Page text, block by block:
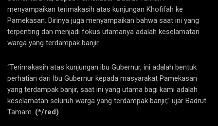
menyampaikan terimakasih atas kunjungan Khofifah ke
Pamekasan. Dirinya juga menyampaikan bahwa saat ini yang
terpenting dan menjadi fokus utamanya adalah keselamatan
warga yang terdampak banjir.
“Terimakasih atas kunjungan ibu Gubernur, ini adalah bentuk
perhatian dari Ibu Gubernur kepada masyarakat Pamekasan
yang terdampak banjir, saat ini yang utama bagi kami adalah
keselamatan seluruh warga yang terdampak banjir,” ujar Badrut
Tamam. (*/red)